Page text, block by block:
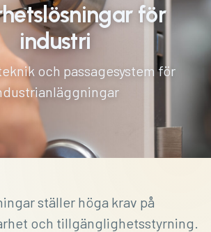
för
industri
och passagesystem för
ställer höga krav på
och tillgänglighetsstyrning.